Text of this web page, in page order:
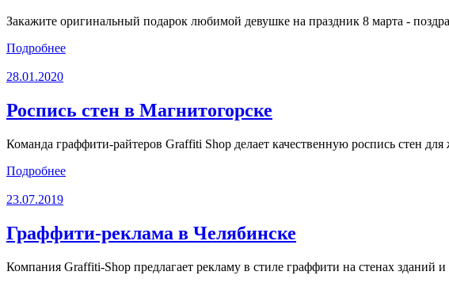
Закажите оригинальный подарок любимой девушке на праздник 8 марта -
Подробнее
28.01.2020
Роспись стен в Магнитогорске
Команда граффити-райтеров Graffiti Shop делает качественную роспись стен
Подробнее
23.07.2019
Граффити-реклама в Челябинске
Компания Graffiti-Shop предлагает рекламу в стиле граффити на стенах